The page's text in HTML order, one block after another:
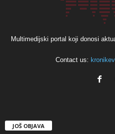
Multimedijski portal koji donosi
Contact us:
JOŠ OBJAVA